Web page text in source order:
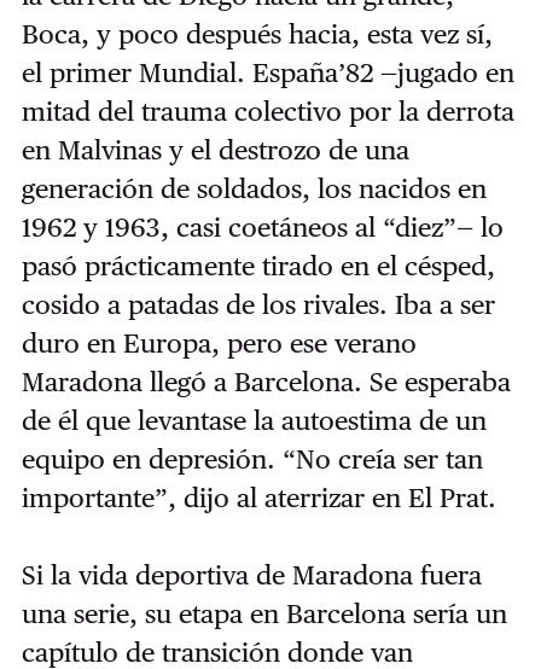
Boca, y poco después hacia, esta vez sí,
el primer Mundial. España’82 —jugado en
mitad del trauma colectivo por la derrota
en Malvinas y el destrozo de una
generación de soldados, los nacidos en
1962 y 1963, casi coetáneos al “diez”— lo
pasó prácticamente tirado en el césped,
cosido a patadas de los rivales. Iba a ser
duro en Europa, pero ese verano
Maradona llegó a Barcelona. Se esperaba
de él que levantase la autoestima de un
equipo en depresión. “No creía ser tan
importante”, dijo al aterrizar en El Prat.
Si la vida deportiva de Maradona fuera
una serie, su etapa en Barcelona sería un
capítulo de transición donde van